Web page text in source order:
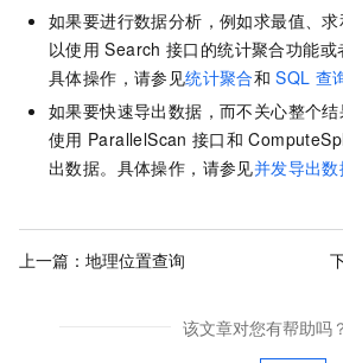
如果要进行数据分析，例如求最值、
以使用 Search 接口的统计聚合功能或
具体操作，请参见统计聚合和 SQL 查
如果要快速导出数据，而不关心整个
使用 ParallelScan 接口和
出数据。具体操作，请参见并发导出
上一篇： 地理位置查询
该文章对您有帮助吗？